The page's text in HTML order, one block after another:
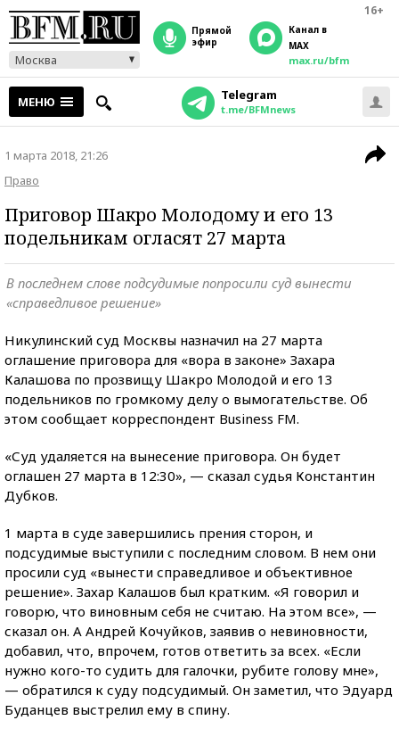
16+
Москва
прямой
эфир
Канал в
MAX
max.ru/bfm
МЕНЮ Telegram
t.me/BFMnews
1 марта 2018, 21:26
Право
Приговор Шакро Молодому и его 13
подельникам огласят 27 марта
В последнем слове подсудимые попросили суд вынести
«справедливое решение»
Никулинский суд Москвы назначил на 27 марта
оглашение приговора для «вора в законе» Захара
Калашова по прозвищу Шакро Молодой и его 13
подельников по громкому делу о вымогательстве. Об
этом сообщает корреспондент Business FM.
«Суд удаляется на вынесение приговора. Он будет
оглашен 27 марта в 12:30», — сказал судья Константин
Дубков.
1 марта в суде завершились прения сторон, и
подсудимые выступили с последним словом. В нем они
просили суд «вынести справедливое и объективное
решение». Захар Калашов был кратким. «Я говорил и
говорю, что виновным себя не считаю. На этом все», —
сказал он. А Андрей Кочуйков, заявив о невиновности,
добавил, что, впрочем, готов ответить за всех. «Если
нужно кого-то судить для галочки, рубите голову мне»,
— обратился к суду подсудимый. Он заметил, что Эдуард
Буданцев выстрелил ему в спину.